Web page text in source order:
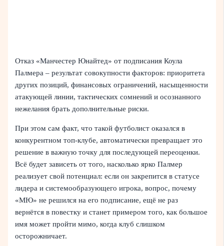
Отказ «Манчестер Юнайтед» от подписания Коула
Палмера – результат совокупности факторов: приоритета
других позиций, финансовых ограничений, насыщенности
атакующей линии, тактических сомнений и осознанного
нежелания брать дополнительные риски.
При этом сам факт, что такой футболист оказался в
конкурентном топ-клубе, автоматически превращает это
решение в важную точку для последующей переоценки.
Всё будет зависеть от того, насколько ярко Палмер
реализует свой потенциал: если он закрепится в статусе
лидера и системообразующего игрока, вопрос, почему
«МЮ» не решился на его подписание, ещё не раз
вернётся в повестку и станет примером того, как большое
имя может пройти мимо, когда клуб слишком
осторожничает.